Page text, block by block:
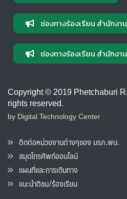
ช่องทางร้องเรียน สำนักงา
ช่องทางร้องเรียน สำนักงา
Copyright © 2019 Phetchaburi
rights reserved.
by Digital Technology Center
ติดต่อหน่วยงานต่างๆของ มรภ.พบ.
สมุดโทรศัพท์ออนไลน์
แผนที่และการเดินทาง
แนะนำติชม/ร้องเรียน